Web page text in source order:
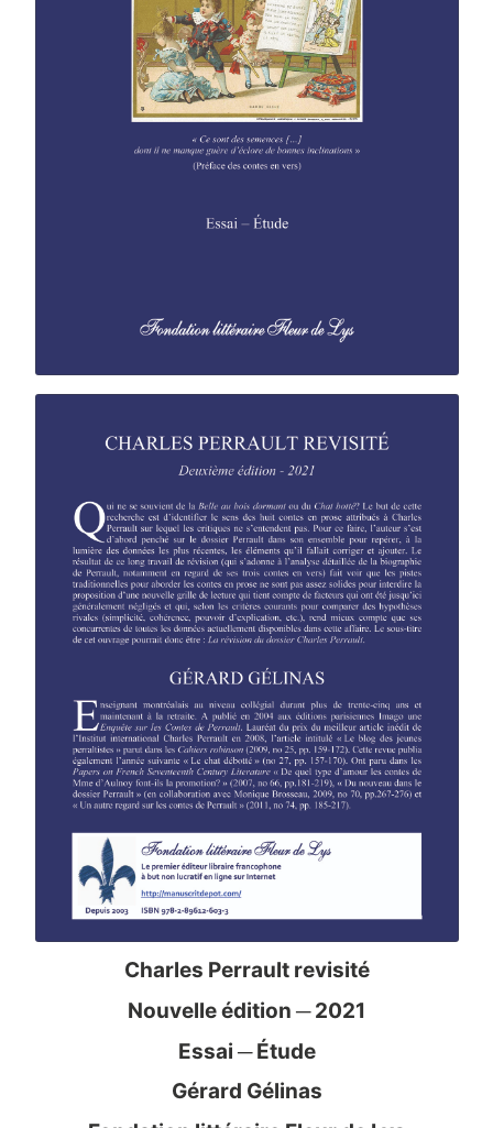
Charles Perrault revisité
Nouvelle édition ─ 2021
Essai ─ Étude
Gérard Gélinas